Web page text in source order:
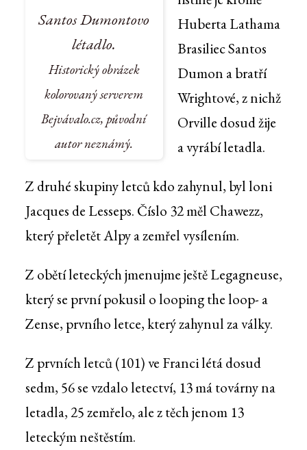
Santos Dumontovo
létadlo.
Historický obrázek
kolorovaný serverem
Bejvávalo.cz, původní
autor neznámý.
Huberta Lathama
Brasiliec Santos
Dumon a bratří
Wrightové, z nichž
Orville dosud žije
a vyrábí letadla.
Z druhé skupiny letců kdo zahynul, byl loni
Jacques de Lesseps. Číslo 32 měl Chawezz,
který přeletět Alpy a zemřel vysílením.
Z obětí leteckých jmenujme ještě Legagneuse,
který se první pokusil o looping the loop- a
Zense, prvního letce, který zahynul za války.
Z prvních letců (101) ve Franci létá dosud
sedm, 56 se vzdalo letectví, 13 má továrny na
letadla, 25 zemřelo, ale z těch jenom 13
leteckým neštěstím.